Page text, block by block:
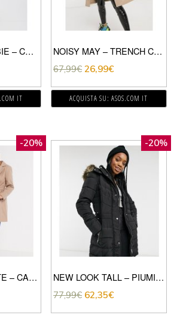
PALONES – DEBBIE – CAPPOTTO TEDDY MULTI-MULTICOLORE
IT
NOISY MAY – TRENCH CON COULISSE IN VITA BEIGE
67,99€ 26,99€
ACQUISTA SU: ASOS.COM IT
-20%
NEW LOOK PETITE – CAPPOTTO COLOR CAMMELLO CON CINTURA-MARRONE
-20%
NEW LOOK TALL – PIUMINO LUNGO CON CINTURA NERO
77,99€ 62,35€